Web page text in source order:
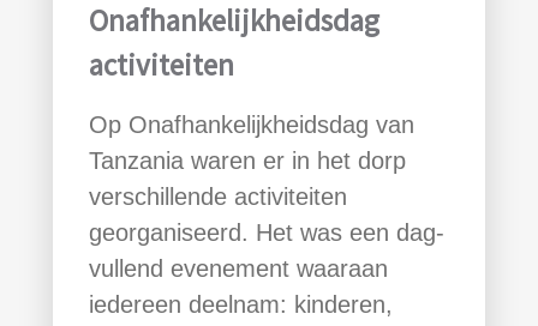
Onafhankelijkheidsdag
activiteiten
Op Onafhankelijkheidsdag van
Tanzania waren er in het dorp
verschillende activiteiten
georganiseerd. Het was een dag-
vullend evenement waaraan
iedereen deelnam: kinderen,